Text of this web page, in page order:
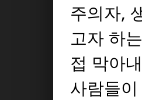
주의자,
고자 하
접 막아
사람들